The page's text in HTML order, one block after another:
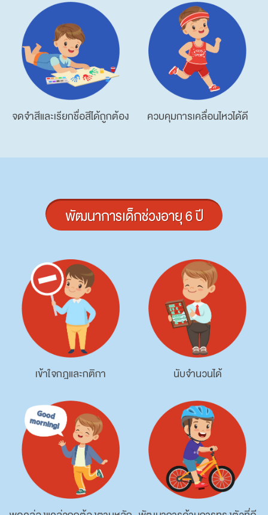
จดจำสีและเรียกชื่อสีได้ถูกต้อง ควบคุมการเคลื่อนไหวได้ดี
พัฒนาการเด็กช่วงอายุ 6 ปี
เข้าใจกฎและกติกา นับจำนวนได้